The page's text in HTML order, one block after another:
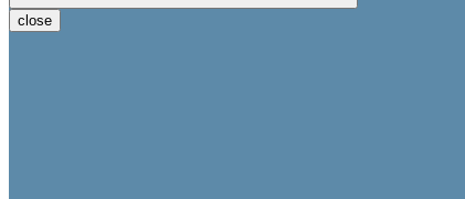
close